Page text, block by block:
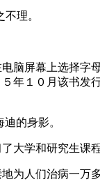
理。
脑屏幕上选择字
年１０月该书发
的身影。
大学和研究生课程
为人们治病一万